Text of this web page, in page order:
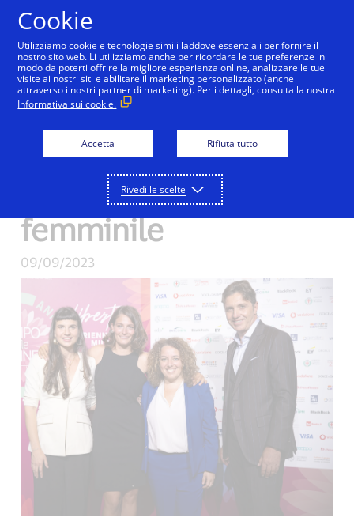
She’s Next, Visa
premia tre eccezionali
imprese italiane a
conduzione
femminile
09/09/2023
Cookie
Utilizziamo cookie e tecnologie simili laddove essenziali per fornire il
nostro sito web. Li utilizziamo anche per ricordare le tue preferenze in
modo da poterti offrire la migliore esperienza online, analizzare le tue
visite ai nostri siti e abilitare il marketing personalizzato (anche
attraverso i nostri partner di marketing). Per i dettagli, consulta la nostra
Informativa sui cookie.
Accetta Rifiuta tutto
Rivedi le scelte